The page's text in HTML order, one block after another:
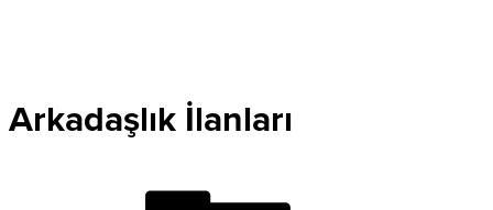
Arkadaşlık İlanları